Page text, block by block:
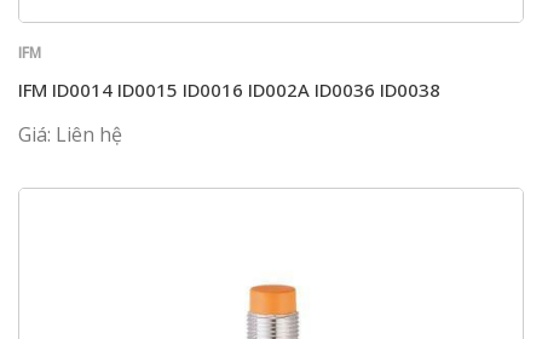
IFM
IFM ID0014 ID0015 ID0016 ID002A ID0036 ID0038
Giá: Liên hệ